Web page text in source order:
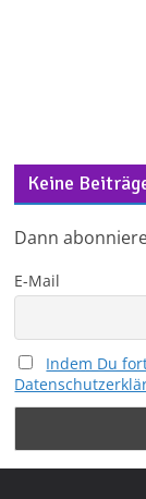
Keine
Dann
E-Mail
Indem Du